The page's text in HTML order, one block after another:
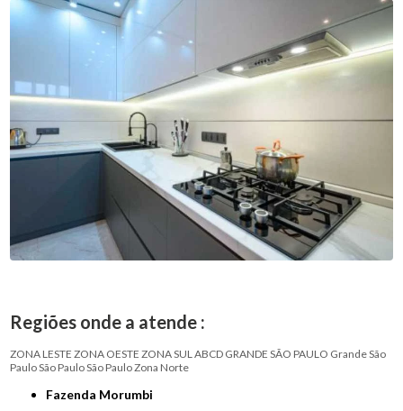
Regiões onde a atende :
ZONA LESTE ZONA OESTE ZONA SULABCD GRANDE SÃO PAULO Grande São
PauloSão PauloSão PauloZona Norte
Fazenda Morumbi